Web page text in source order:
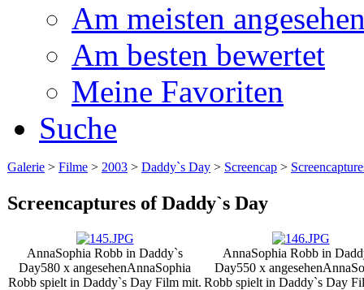
Am meisten
Am besten bewertet
Meine Favoriten
Suche
Galerie > Filme > 2003 > Daddy`s Day > Screencap >
Screencaptures of Daddy`s Day
AnnaSophia Robb in Daddy`s
Day580 x angesehenAnnaSophia
Robb spielt in Daddy`s Day Film mit.
AnnaSophia Robb in
Day550 x angesehen
Robb spielt in Daddy`s Day